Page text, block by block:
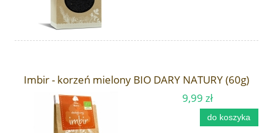
Imbir - korzeń mielony BIO DARY NATURY (60g)
9,99 zł
do koszyka